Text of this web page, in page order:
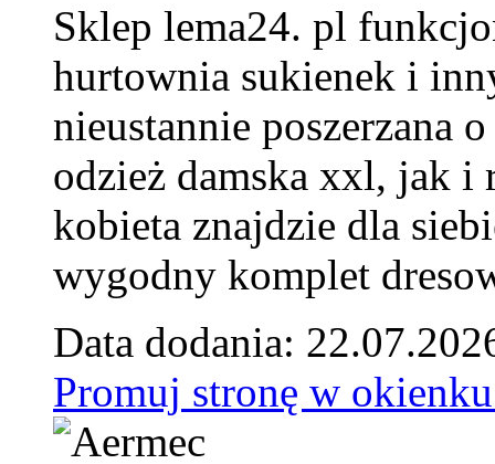
Sklep lema24. pl
hurtownia sukienek i
nieustannie poszerzana
odzież damska xxl, jak i
kobieta znajdzie dla
wygodny komplet
Data dodania:
Promuj stronę w